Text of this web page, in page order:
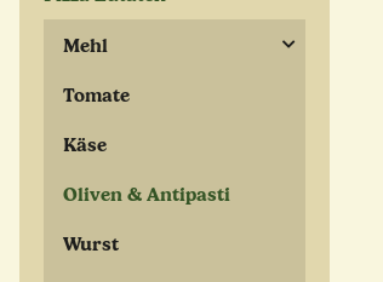
Mehl
Tomate
Käse
Oliven & Antipasti
Wurst